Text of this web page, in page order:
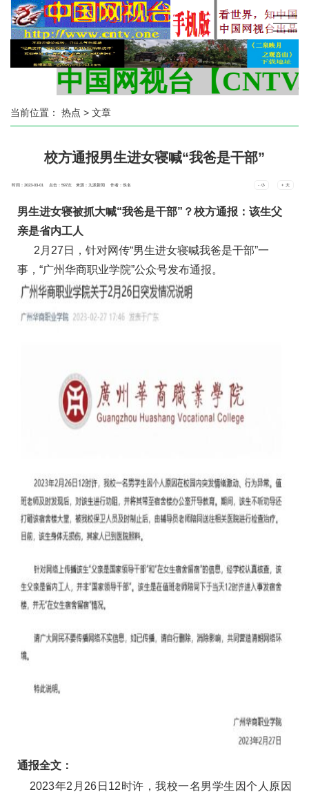
中国网视台【
当前位置： 热点 > 文章
校方通报男生进女寝喊“我爸是干部”
时间：2023-03-01 点击：597次来源：九派新闻 作者：佚名 - 小 + 大
男生进女寝被抓大喊“我爸是干部”？校方通报：该生父
亲是省内工人
2月27日，针对网传“男生进女寝喊我爸是干部”一
事，“广州华商职业学院”公众号发布通报。
通报全文：
2023年2月26日12时许，我校一名男学生因个人原因